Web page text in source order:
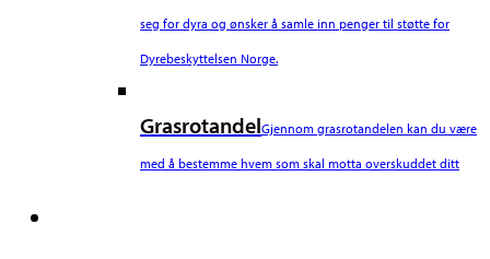
seg for dyra og ønsker å samle inn penger til støtte for
Dyrebeskyttelsen Norge.
GrasrotandelGjennom grasrotandelen kan du være
med å bestemme hvem som skal motta overskuddet ditt